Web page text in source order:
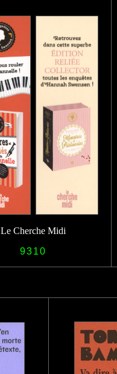
Le Cherche Midi
9310